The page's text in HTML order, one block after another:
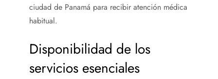
ciudad de Panamá para recibir atención médica
habitual.
Disponibilidad de los
servicios esenciales